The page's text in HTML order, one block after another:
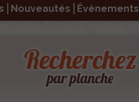
Nouveautés Évènements